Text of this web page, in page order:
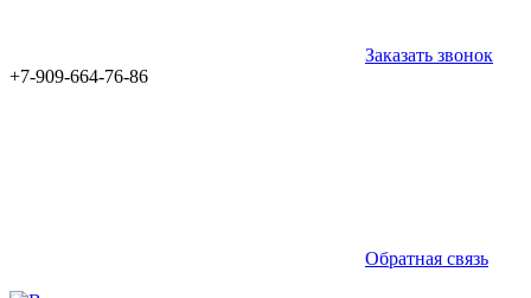
Заказать звонок
+7-909-664-76-86
Обратная связь